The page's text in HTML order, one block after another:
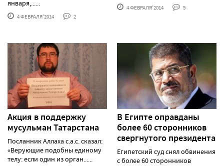
января,......
4 ФЕВРАЛЯ'2014 2
4 ФЕВРАЛЯ'2014 5
Акция в поддержку
мусульман Татарстана
Посланник Аллаха с.а.с. сказал:
«Верующие подобны единому
телу: если один из орган......
В Египте оправданы
более 60 сторонников
свергнутого президента
Египетский суд снял обвинения
с более 60 сторонников